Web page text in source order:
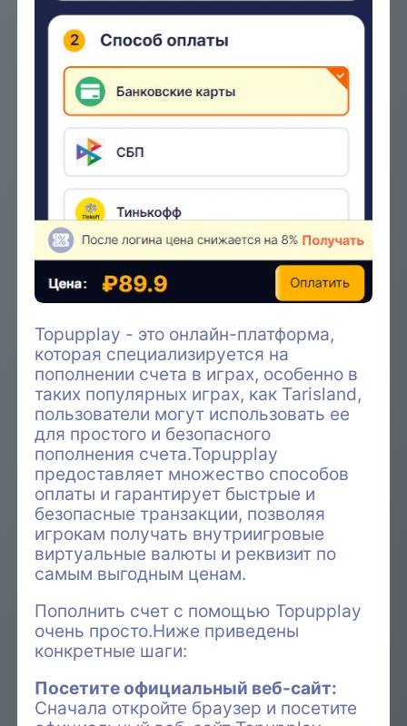
Topupplay - это онлайн-платформа,
которая специализируется на
пополнении счета в играх, особенно в
таких популярных играх, как Tarisland,
пользователи могут использовать ее
для простого и безопасного
пополнения счета.Topupplay
предоставляет множество способов
оплаты и гарантирует быстрые и
безопасные транзакции, позволяя
игрокам получать внутриигровые
виртуальные валюты и реквизит по
самым выгодным ценам.
Пополнить счет с помощью Topupplay
очень просто.Ниже приведены
конкретные шаги:
Посетите официальный веб-сайт:
Сначала откройте браузер и посетите